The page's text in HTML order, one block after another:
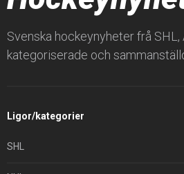
Svenska hockeynyheter frå SHL,
kategoriserade och
Ligor/kategorier
SHL